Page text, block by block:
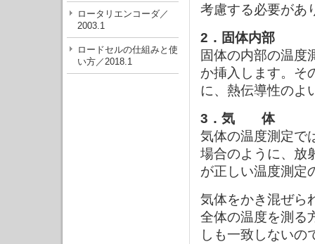
ロータリエンコーダ／
2003.1
ロードセルの仕組みと使
い方／2018.1
考慮する必要があ
2．固体内部
固体の内部の温度
か挿入します。そ
に、熱伝導性のよ
3．気 体
気体の温度測定で
場合のように、放
が正しい温度測定
気体をかき混ぜら
全体の温度を測る
しも一致しないの